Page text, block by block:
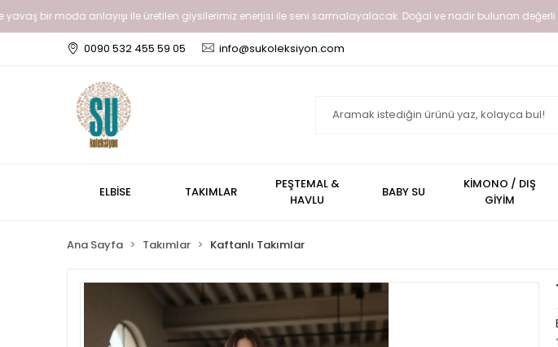
yavaş bir moda anlayışı ile üretilen giysilerimiz enerjisi ile seni sarmalayalacak. Doğal ve nadir bulunan değerli
0090 532 455 59 05 info@sukoleksiyon.com
ELBİSE TAKIMLAR
PEŞTEMAL &
HAVLU
BABY SU
KİMONO / DIŞ
GİYİM
Ana Sayfa Takımlar Kaftanlı Takımlar